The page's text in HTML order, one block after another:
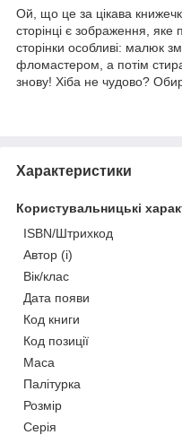
Ой, що це за цікава
сторінці є зображення,
сторінки особливі: малюк
фломастером, а потім
знову! Хіба не чудово?
Характеристики
Користувальницькі
ISBN/Штрихкод
Автор (і)
Вік/клас
Дата появи
Код книги
Код позиції
Маса
Палітурка
Розмір
Серія